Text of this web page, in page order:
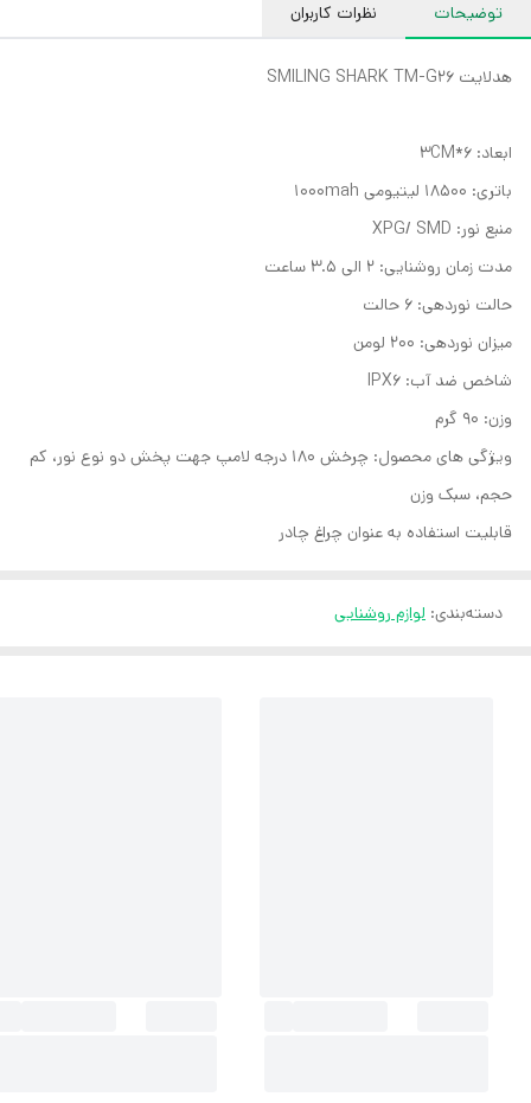
توضیحات نظرات کاربران
هدلایت SMILING SHARK TM-G26
ابعاد: 6*3CM
باتری: 18500 لیتیومی 1000mah
منبع نور: XPG/ SMD
مدت زمان روشنایی: 2 الی 3.5 ساعت
حالت نوردهی: 6 حالت
میزان نوردهی: 200 لومن
شاخص ضد آب: IPX6
وزن: 90 گرم
ویژگی های محصول: چرخش 180 درجه لامپ جهت پخش دو نوع نور، کم
حجم، سبک وزن
قابلیت استفاده به عنوان چراغ چادر
دسته‌بندی: لوازم روشنایی